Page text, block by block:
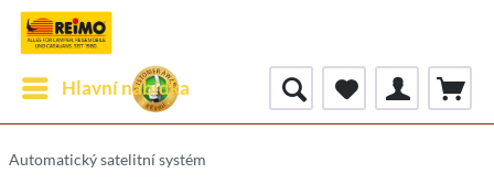
Hlavní nabídka
Automatický satelitní systém